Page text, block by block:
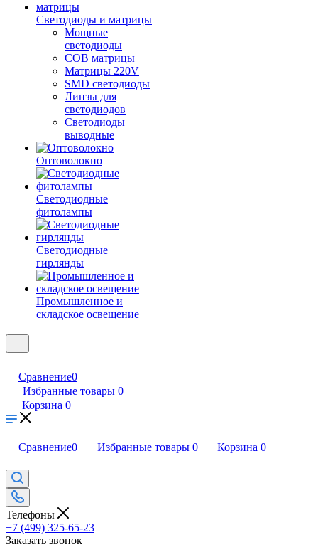
Светодиоды и матрицы
Мощные
светодиоды
COB матрицы
Матрицы 220V
SMD светодиоды
Линзы для
светодиодов
Светодиоды
выводные
Оптоволокно
Светодиодные
фитолампы
Светодиодные
гирлянды
Промышленное и
складское освещение
Сравнение0
Избранные товары 0
Корзина 0
Сравнение0 Избранные товары 0 Корзина 0
Телефоны
+7 (499) 325-65-23
Заказать звонок